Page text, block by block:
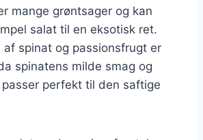
mange grøntsager og kan
salat til en eksotisk ret.
af spinat og passionsfrugt er
spinatens milde smag og
perfekt til den saftige